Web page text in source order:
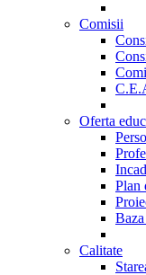
Comisii
Oferta
Plan
Calitate